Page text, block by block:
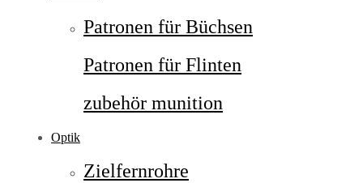
Patronen für Büchsen
Patronen für Flinten
zubehör munition
Optik
Zielfernrohre